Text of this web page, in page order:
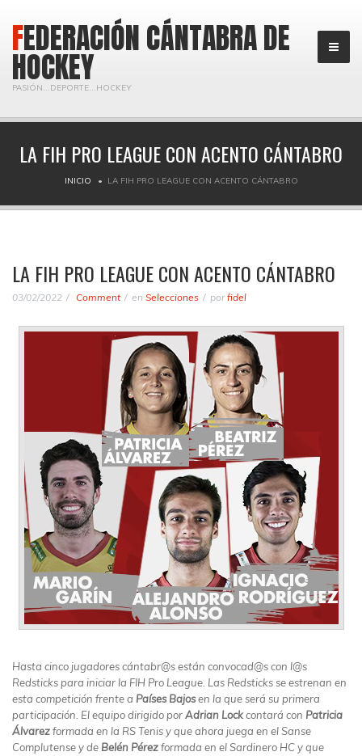
FEDERACIÓN CÁNTABRA DE
HOCKEY
PASIÓN...DEPORTE...HOCKEY
LA FIH PRO LEAGUE CON ACENTO CÁNTABRO
INICIO LA FIH PRO LEAGUE CON ACENTO CÁNTABRO
LA FIH PRO LEAGUE CON ACENTO CÁNTABRO
03/02/2022 Comment en Selecciones porfidel
Hasta cinco jugadores cántabr@s están convocad@s con l@s
Redsticks para iniciar la FIH Pro League. Las Redsticks se estrenan en
esta competición frente a Países Bajosen la que será su primera
participación. El equipo dirigido porAdrian Lockcontará con Patricia
Álvarezformada en la RS Tenis y que ahora juega en el Sanse
Complutense y de Belén Pérezformada en el Sardinero HC y que